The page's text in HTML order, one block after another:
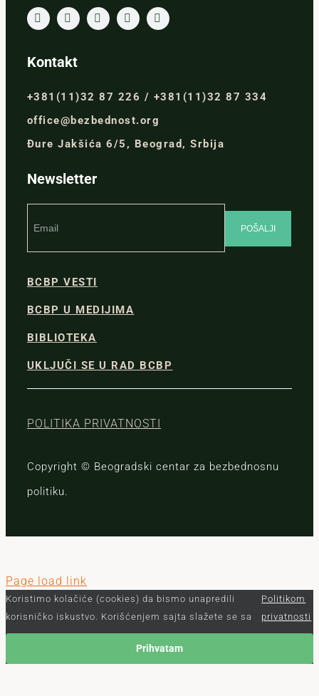
Kontakt
+381(11)32 87 226 / +381(11)32 87 334
office@bezbednost.org
Đure Jakšića 6/5, Beograd, Srbija
Newsletter
BCBP VESTI
BCBP U MEDIJIMA
BIBLIOTEKA
UKLJUČI SE U RAD BCBP
POLITIKA PRIVATNOSTI
Copyright © Beogradski centar za bezbednosnu
politiku.
Page load link
Koristimo kolačiće (cookies) da bismo unapredili
korisničko iskustvo. Korišćenjem sajta slažete se sa
Politikom
privatnosti
Prihvatam